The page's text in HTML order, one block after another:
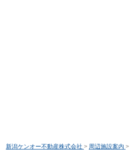
新潟ケンオー不動産株式会社 > 周辺施設案内 >